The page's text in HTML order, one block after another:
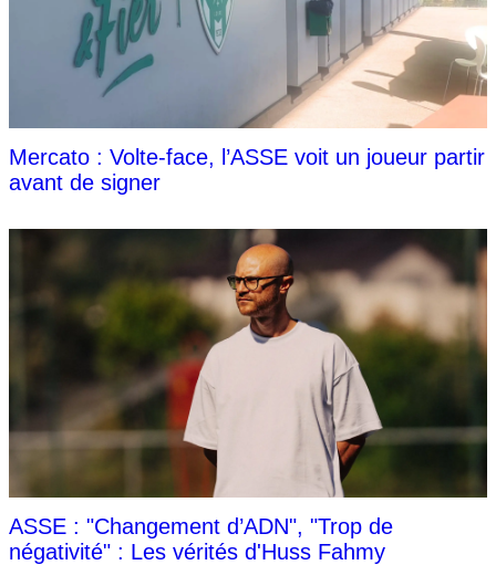
Mercato : Volte-face, l’ASSE voit un joueur partir
avant de signer
ASSE : "Changement d’ADN", "Trop de
négativité" : Les vérités d'Huss Fahmy